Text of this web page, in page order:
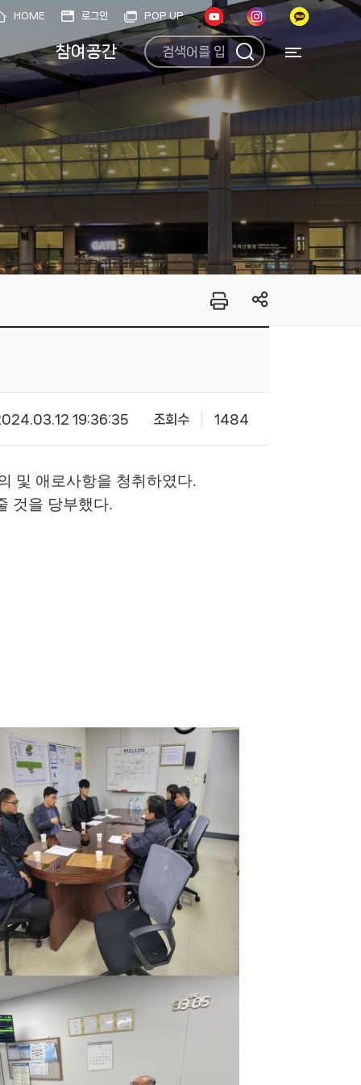
HOME 로그인 POP UP
참여공간
19:36:35 조회수 1484
및 애로사항을 청취하였다.
것을 당부했다.